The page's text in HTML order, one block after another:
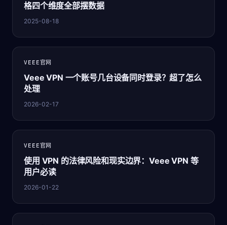
格四个维度全部摆数据
2025-08-18
VEEE官网
Veee VPN 一个账号几台设备同时登录？超了怎么
处理
2026-02-17
VEEE官网
使用 VPN 的法律风险和现实边界：Veee VPN 等
用户必读
2026-01-22